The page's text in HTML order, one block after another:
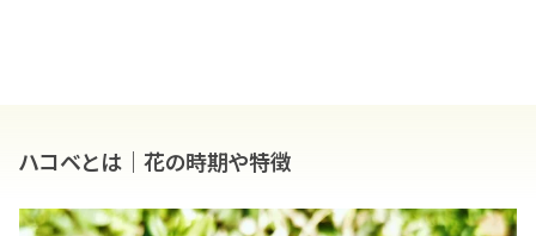
ハコベとは｜花の時期や特徴